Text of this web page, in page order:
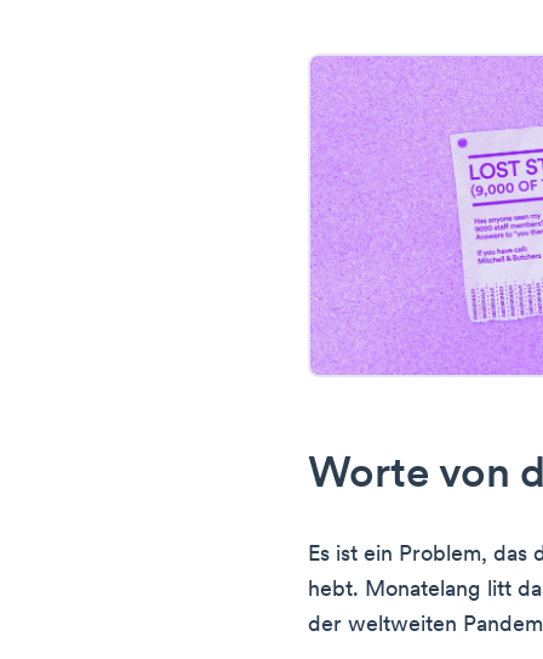
Worte von
Es ist ein Problem, das
hebt. Monatelang litt
der weltweiten